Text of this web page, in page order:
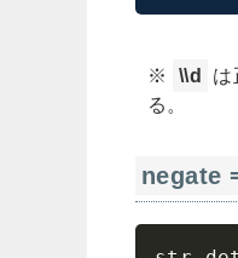
\\d は
る。
negate